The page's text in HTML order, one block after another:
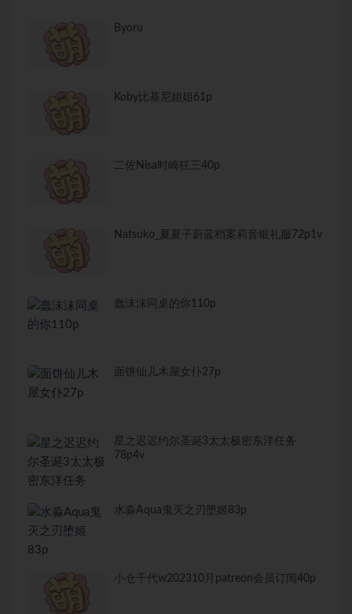
Byoru
Koby比基尼姐姐61p
二佐Nisa时崎狂三40p
Natsuko_夏夏子蔚蓝档案莉音银礼服72p1v
蠢沫沫同桌的你110p
面饼仙儿木屋女仆27p
星之迟迟约尔圣诞3太太极密东洋任务
78p4v
水淼Aqua鬼灭之刃堕姬83p
小仓千代w202310月patreon会员订阅40p